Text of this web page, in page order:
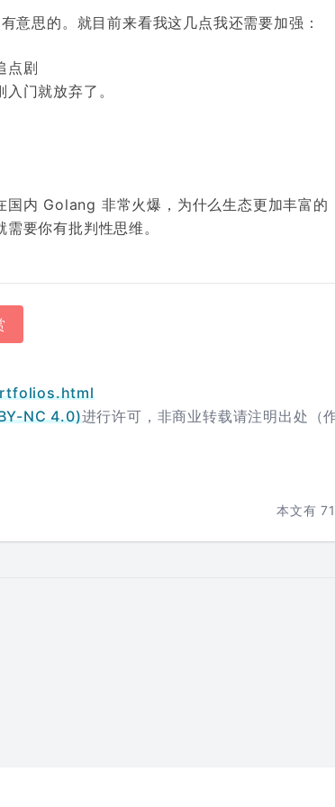
意思的。就目前来看我这几点我还需要加强：
点剧
门就放弃了。
国内 Golang 非常火爆，为什么生态更加丰富
要你有批判性思维。
NC 4.0)进行许可，非商业转载请注明出处（
本文有